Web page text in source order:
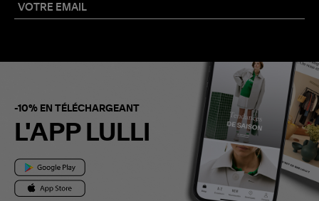
-10% EN TÉLÉCHARGEANT
L'APP LULLI